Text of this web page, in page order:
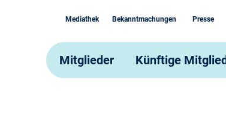
Mediathek Bekanntmachungen Presse
Mitglieder Künftige